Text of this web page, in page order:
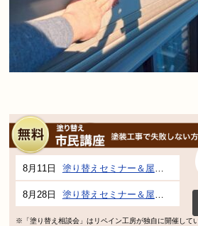
8月11日 塗り替えセミナー＆屋根、外壁の塗り替え市民講座 inぎふメディアコスモス
8月28日 塗り替えセミナー＆屋根、外壁の塗り替え市民講座 inぎふメディアコスモス
※「塗り替え相談会」はリペイン工房が独自に開催して